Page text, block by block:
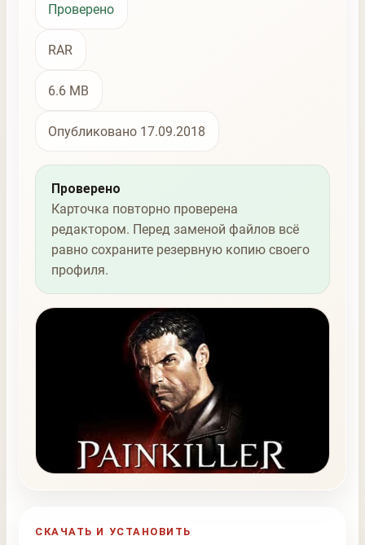
Проверено
RAR
6.6 MB
Опубликовано 17.09.2018
Проверено
Карточка повторно проверена
редактором. Перед заменой файлов всё
равно сохраните резервную копию своего
профиля.
СКАЧАТЬ И УСТАНОВИТЬ